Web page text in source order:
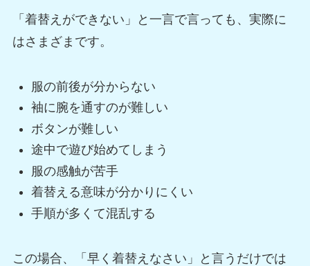
「着替えができない」と一言で言っても、実際に
はさまざまです。
服の前後が分からない
袖に腕を通すのが難しい
ボタンが難しい
途中で遊び始めてしまう
服の感触が苦手
着替える意味が分かりにくい
手順が多くて混乱する
この場合、「早く着替えなさい」と言うだけでは